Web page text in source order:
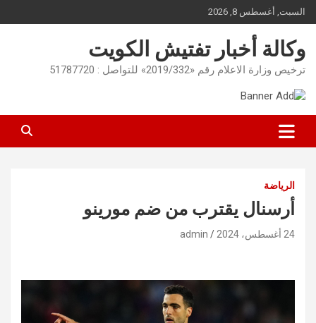
Skip
to
content
السبت, أغسطس 8, 2026
وكالة أخبار تفتيش الكويت
ترخيص وزارة الاعلام رقم «2019/332» للتواصل : 51787720
الرياضة
أرسنال يقترب من ضم مورينو
24 أغسطس، 2024 admin